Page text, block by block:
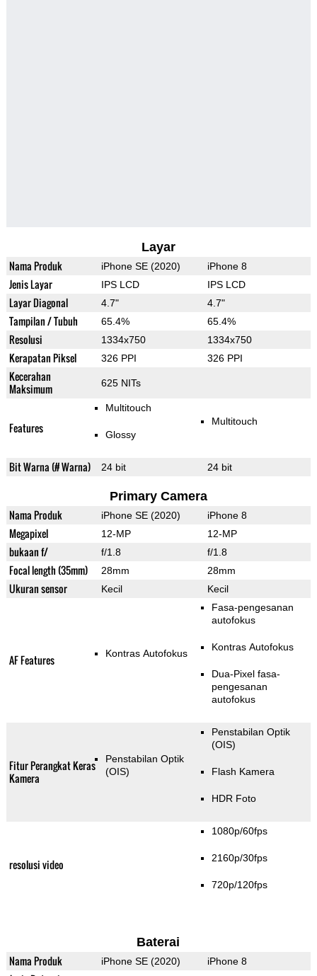
Layar
Nama Produk iPhone SE (2020) iPhone 8
Jenis Layar IPS LCD IPS LCD
Layar Diagonal 4.7" 4.7"
Tampilan / Tubuh 65.4% 65.4%
Resolusi 1334x750 1334x750
Kerapatan Piksel 326 PPI 326 PPI
Kecerahan
Maksimum
625 NITs
Features
Multitouch
Glossy
Multitouch
Bit Warna (# Warna) 24 bit 24 bit
Primary Camera
Nama Produk iPhone SE (2020) iPhone 8
Megapixel 12-MP 12-MP
bukaan f/ f/1.8 f/1.8
Focal length (35mm) 28mm 28mm
Ukuran sensor Kecil Kecil
AF Features Kontras Autofokus
Fasa-pengesanan
autofokus
Kontras Autofokus
Dua-Pixel fasa-
pengesanan
autofokus
Fitur Perangkat Keras
Kamera
Penstabilan Optik
(OIS)
Penstabilan Optik
(OIS)
Flash Kamera
HDR Foto
resolusi video
1080p/60fps
2160p/30fps
720p/120fps
Baterai
Nama Produk iPhone SE (2020) iPhone 8